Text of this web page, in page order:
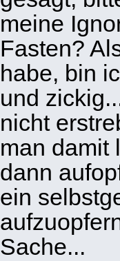
meine
Fasten?
habe, bin
und
nicht
man damit
dann
ein
Sache...